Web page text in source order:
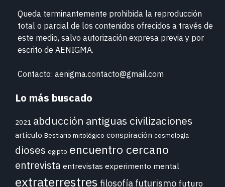
Queda terminantemente prohibida la reproducción
total o parcial de los contenidos ofrecidos a través de
este medio, salvo autorización expresa previa y por
escrito de AENIGMA.
Contacto: aenigma.contacto@gmail.com
Lo más buscado
2021 abducción antiguas civilizaciones
artículo Bestiario mitológico conspiración cosmología
dioses egipto encuentro cercano
entrevista entrevistas experimento mental
extraterrestres filosofía futurismo futuro